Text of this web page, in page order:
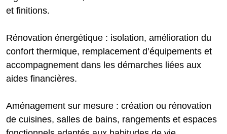
et finitions.
Rénovation énergétique : isolation, amélioration du
confort thermique, remplacement d’équipements et
accompagnement dans les démarches liées aux
aides financières.
Aménagement sur mesure : création ou rénovation
de cuisines, salles de bains, rangements et espaces